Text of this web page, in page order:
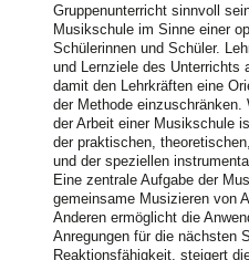
Gruppenunterricht sinnvoll
Musikschule im Sinne einer
Schülerinnen und Schüler.
und Lernziele des Unterrichts
damit den Lehrkräften eine
der Methode
der Arbeit einer Musikschule
der praktischen,
und der speziellen
Eine zentrale Aufgabe der
gemeinsame Musizieren von
Anderen ermöglicht die
Anregungen für die nächsten
Reaktionsfähigkeit, steigert